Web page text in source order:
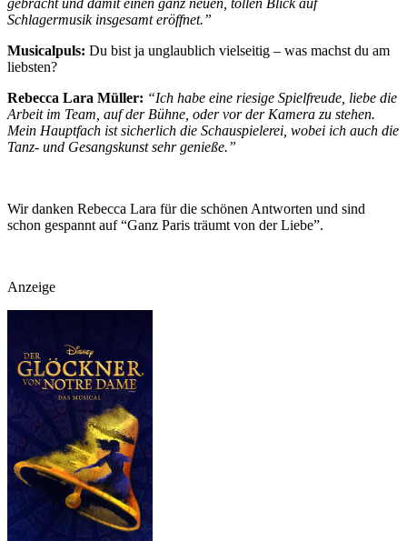
Schlagermusik insgesamt eröffnet.”
Musicalpuls: Du bist ja unglaublich vielseitig – was machst du am
liebsten?
Rebecca Lara Müller: “Ich habe eine riesige Spielfreude, liebe die
Arbeit im Team, auf der Bühne, oder vor der Kamera zu stehen.
Mein Hauptfach ist sicherlich die Schauspielerei, wobei ich auch die
Tanz- und Gesangskunst sehr genieße.”
Wir danken Rebecca Lara für die schönen Antworten und sind
schon gespannt auf “Ganz Paris träumt von der Liebe”.
Anzeige